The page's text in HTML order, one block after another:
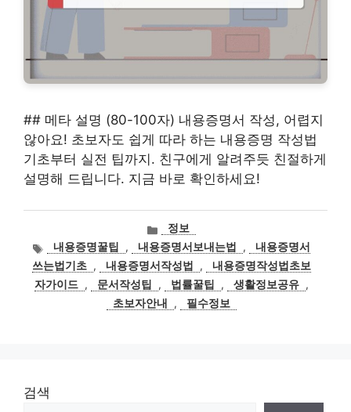
## 메타 설명 (80-100자) 내용증명서 작성, 어렵지
않아요! 초보자도 쉽게 따라 하는 내용증명 작성법
기초부터 실전 팁까지. 친구에게 알려주듯 친절하게
설명해 드립니다. 지금 바로 확인하세요!
카
테
고
리
정보
태
그
내용증명꿀팁 , 내용증명서보내는법 ,
내용증명서
쓰는법기초 , 내용증명서작성법 ,
내용증명작성법초보
자가이드 , 문서작성팁 , 법률꿀팁 , 생활정보공유 ,
초보자안내
, 필수정보
검색